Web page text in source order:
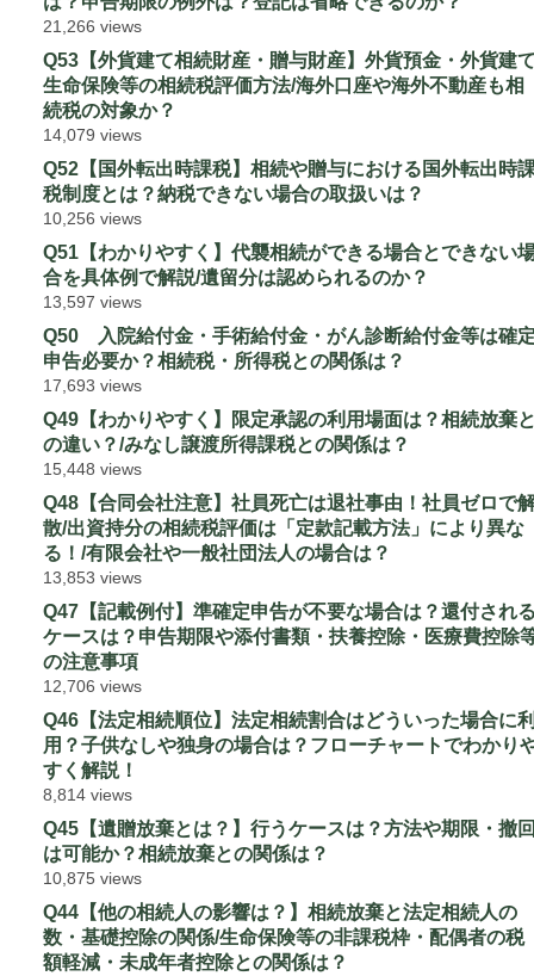
21,266 views
Q53【外貨建て相続財産・贈与財産】外貨預金・外貨建
生命保険等の相続税評価方法/海外口座や海外不動産も相
続税の対象か？
14,079 views
Q52【国外転出時課税】相続や贈与における国外転出時
税制度とは？納税できない場合の取扱いは？
10,256 views
Q51【わかりやすく】代襲相続ができる場合とできない
合を具体例で解説/遺留分は認められるのか？
13,597 views
Q50 入院給付金・手術給付金・がん診断給付金等は確
申告必要か？相続税・所得税との関係は？
17,693 views
Q49【わかりやすく】限定承認の利用場面は？相続放棄
の違い？/みなし譲渡所得課税との関係は？
15,448 views
Q48【合同会社注意】社員死亡は退社事由！社員ゼロで
散/出資持分の相続税評価は「定款記載方法」により異な
る！/有限会社や一般社団法人の場合は？
13,853 views
Q47【記載例付】準確定申告が不要な場合は？還付され
ケースは？申告期限や添付書類・扶養控除・医療費控除
の注意事項
12,706 views
Q46【法定相続順位】法定相続割合はどういった場合に
用？子供なしや独身の場合は？フローチャートでわかり
すく解説！
8,814 views
Q45【遺贈放棄とは？】行うケースは？方法や期限・撤
は可能か？相続放棄との関係は？
10,875 views
Q44【他の相続人の影響は？】相続放棄と法定相続人の
数・基礎控除の関係/生命保険等の非課税枠・配偶者の税
額軽減・未成年者控除との関係は？